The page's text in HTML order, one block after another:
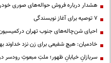
هشدار درباره فروش حواله‌های صوری
۷ توصیه برای آغاز نویسندگی
احیای شن‌چاله‌های جنوب تهران درکمیسیون ماده
خادمیان: هیچ شفیعی برای زن نزد خداوند
سربازانِ خیابانِ ظهور؛ ملتِ مبعوثِ رودسر